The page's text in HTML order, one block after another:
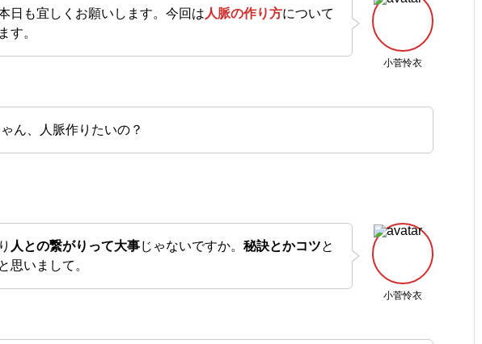
小菅怜衣
日も宜しくお願いします。今回は 人脈の作り方について
す。
ん、人脈作りたいの？
小菅怜衣
人との繋がりって大事じゃないですか。 秘訣とかコツと
思いまして。